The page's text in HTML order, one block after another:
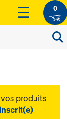
0
produits
inscrit(e).